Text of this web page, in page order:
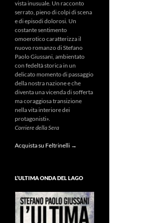
vista inusuale. Un racconto
serrato, pieno di colpi di scena
e di episodi dolorosi. Un
costante sentimento
omoerotico caratterizza il
nuovo romanzo di Stefano
Paolo Giussani, ambientato
con fedeltà storica in un
delicato momento di passaggio
della nostra nazione e che
diventa una vicenda di sofferta
ma coraggiosa transizione
nella vita interiore dei
protagonisti».
Corriere della Sera
Acquista su Feltrinelli →
L’ULTIMA ONDA DEL LAGO